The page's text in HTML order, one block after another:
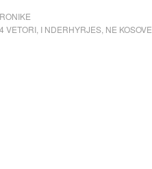
VETORI I NDERHYRJES NE KOSOVE